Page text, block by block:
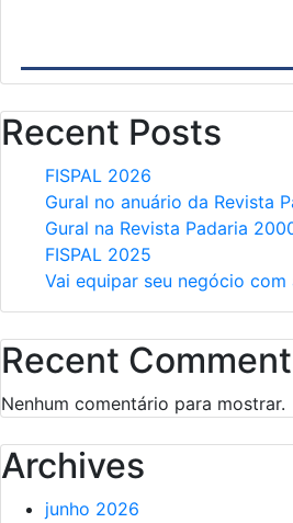
Recent Posts
FISPAL 2026
Gural no anuário da Revista
Gural na Revista Padaria
FISPAL 2025
Vai equipar seu negócio com
Recent
Nenhum comentário para mostrar.
Archives
junho 2026